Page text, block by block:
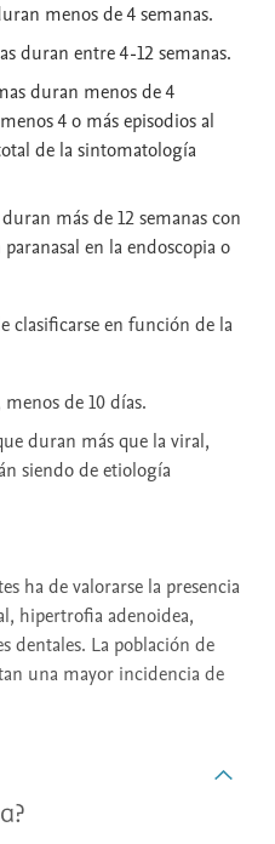
menos de 4 semanas.
duran entre 4-12 semanas.
duran menos de 4
4 o más episodios al
de la sintomatología
más de 12 semanas con
en la endoscopia o
clasificarse en función de la
de 10 días.
duran más que la viral,
siendo de etiología
ha de valorarse la presencia
hipertrofia adenoidea,
dentales. La población de
una mayor incidencia de